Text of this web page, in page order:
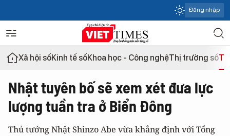
Đăng nhập
Xã hội sốKinh tế sốKhoa học - Công nghệThị trường số
Nhật tuyên bố sẽ xem xét đưa lực
lượng tuần tra ở Biển Đông
Thủ tướng Nhật Shinzo Abe vừa khẳng định với Tổng